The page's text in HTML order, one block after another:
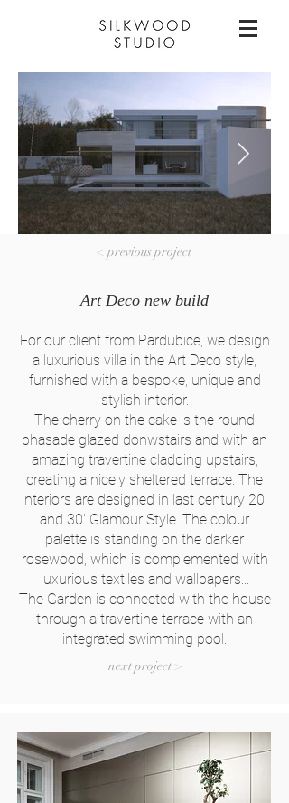
< previous project
Art Deco new build
For our client from Pardubice, we design
a luxurious villa in the Art Deco style,
furnished with a bespoke, unique and
stylish interior.
The cherry on the cake is the round
phasade glazed donwstairs and with an
amazing travertine cladding upstairs,
creating a nicely sheltered terrace. The
interiors are designed in last century 20'
and 30' Glamour Style. The colour
palette is standing on the darker
rosewood, which is complemented with
luxurious textiles and wallpapers...
The Garden is connected with the house
through a travertine terrace with an
integrated swimming pool.
next project >